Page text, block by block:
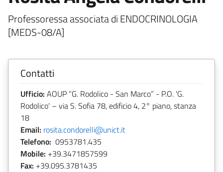
Professoressa associata di ENDOCRINOLOGIA
[MEDS-08/A]
Contatti
Ufficio: AOUP “G. Rodolico - San Marco” - P.O. 'G.
Rodolico' – via S. Sofia 78, edificio 4, 2° piano, stanza
18
Email: rosita.condorelli@unict.it
Telefono: 0953781.435
Mobile: +39.3471857599
Fax: +39.095.3781435